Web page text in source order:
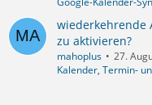
wiederkehrende
zu aktivieren?
mahoplus
27.
Kalender, Termin-